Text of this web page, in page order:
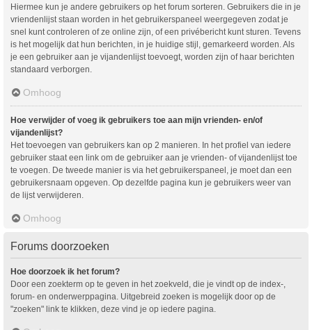
Hiermee kun je andere gebruikers op het forum sorteren. Gebruikers die in je
vriendenlijst staan worden in het gebruikerspaneel weergegeven zodat je
snel kunt controleren of ze online zijn, of een privébericht kunt sturen. Tevens
is het mogelijk dat hun berichten, in je huidige stijl, gemarkeerd worden. Als
je een gebruiker aan je vijandenlijst toevoegt, worden zijn of haar berichten
standaard verborgen.
Omhoog
Hoe verwijder of voeg ik gebruikers toe aan mijn vrienden- en/of
vijandenlijst?
Het toevoegen van gebruikers kan op 2 manieren. In het profiel van iedere
gebruiker staat een link om de gebruiker aan je vrienden- of vijandenlijst toe
te voegen. De tweede manier is via het gebruikerspaneel, je moet dan een
gebruikersnaam opgeven. Op dezelfde pagina kun je gebruikers weer van
de lijst verwijderen.
Omhoog
Forums doorzoeken
Hoe doorzoek ik het forum?
Door een zoekterm op te geven in het zoekveld, die je vindt op de index-,
forum- en onderwerppagina. Uitgebreid zoeken is mogelijk door op de
"zoeken" link te klikken, deze vind je op iedere pagina.